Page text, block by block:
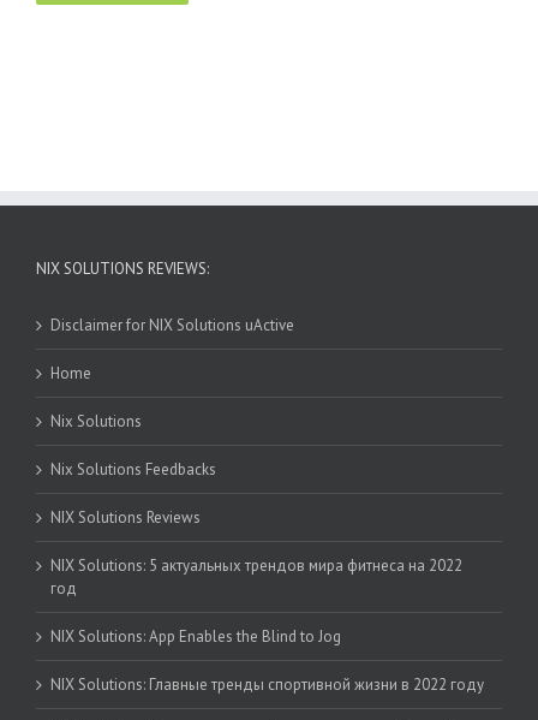
NIX SOLUTIONS REVIEWS:
Disclaimer for NIX Solutions uActive
Home
Nix Solutions
Nix Solutions Feedbacks
NIX Solutions Reviews
NIX Solutions: 5 актуальных трендов мира фитнеса на 2022
год
NIX Solutions: App Enables the Blind to Jog
NIX Solutions: Главные тренды спортивной жизни в 2022 году